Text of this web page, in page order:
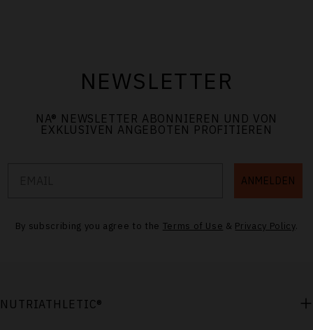
NEWSLETTER
NA® NEWSLETTER ABONNIEREN UND VON
EXKLUSIVEN ANGEBOTEN PROFITIEREN
ANMELDEN
By subscribing you agree to the Terms of Use & Privacy Policy.
NUTRIATHLETIC®